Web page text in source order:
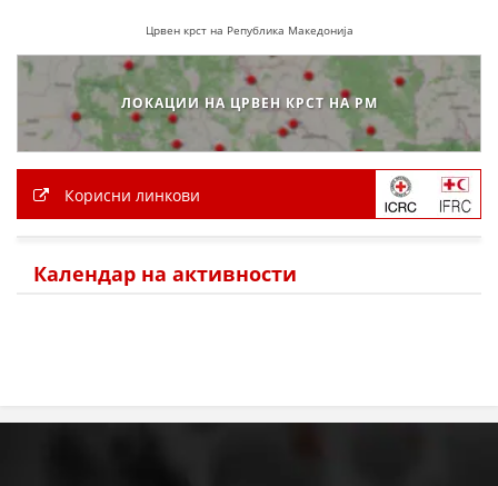
Црвен крст на Република Македонија
ЛОКАЦИИ НА ЦРВЕН КРСТ НА РМ
Корисни линкови
Календар на активности